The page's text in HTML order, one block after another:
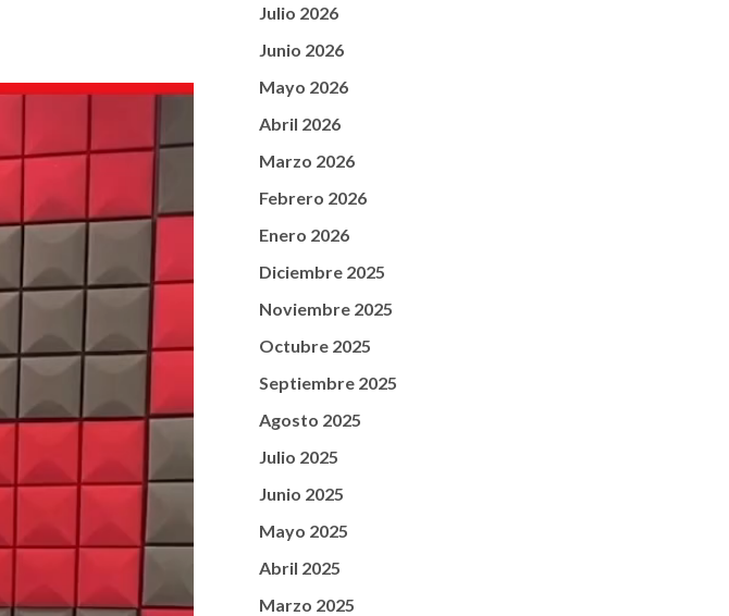
Julio 2026
Junio 2026
Mayo 2026
Abril 2026
Marzo 2026
Febrero 2026
Enero 2026
Diciembre 2025
Noviembre 2025
Octubre 2025
Septiembre 2025
Agosto 2025
Julio 2025
Junio 2025
Mayo 2025
Abril 2025
Marzo 2025